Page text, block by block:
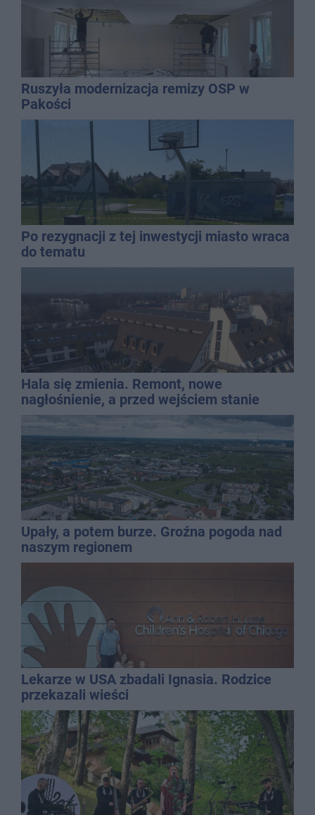
Ruszyła modernizacja remizy OSP w
Pakości
Po rezygnacji z tej inwestycji miasto wraca
do tematu
Hala się zmienia. Remont, nowe
nagłośnienie, a przed wejściem stanie
QEMETICA ARENA
Upały, a potem burze. Groźna pogoda nad
naszym regionem
Lekarze w USA zbadali Ignasia. Rodzice
przekazali wieści